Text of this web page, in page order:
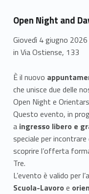
Open Night and
Giovedì 4 giugno
in Via Ostiense, 133
È il nuovo
che unisce due delle
Open Night e
Questo evento, in
a ingresso libero e
speciale per
scoprire l’offerta
Tre.
L’evento è valido per
Scuola-Lavoro e